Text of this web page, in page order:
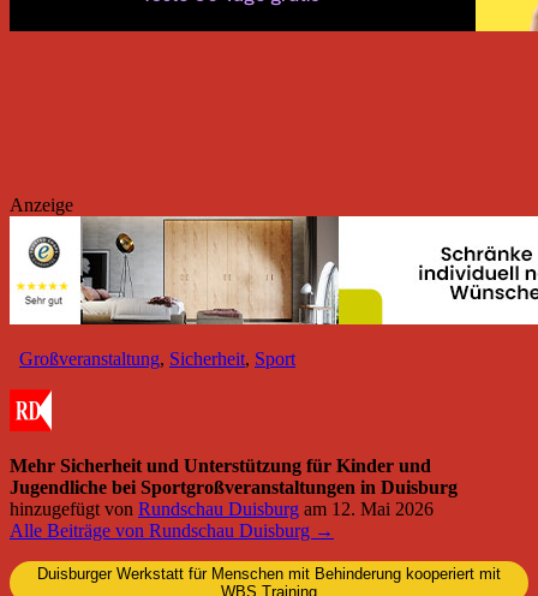
Anzeige
Großveranstaltung, Sicherheit, Sport
Mehr Sicherheit und Unterstützung für Kinder und
Jugendliche bei Sportgroßveranstaltungen in Duisburg
hinzugefügt von Rundschau Duisburg am 12. Mai 2026
Alle Beiträge von Rundschau Duisburg →
Duisburger Werkstatt für Menschen mit Behinderung kooperiert mit
WBS Training